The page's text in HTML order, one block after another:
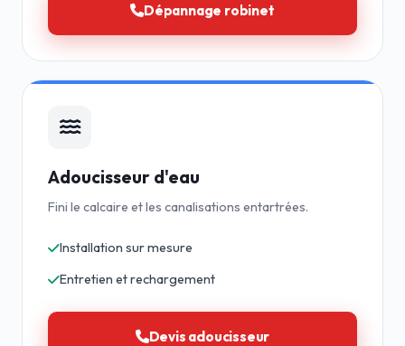
Dépannage robinet
Adoucisseur d'eau
Fini le calcaire et les canalisations entartrées.
Installation sur mesure
Entretien et rechargement
Devis adoucisseur